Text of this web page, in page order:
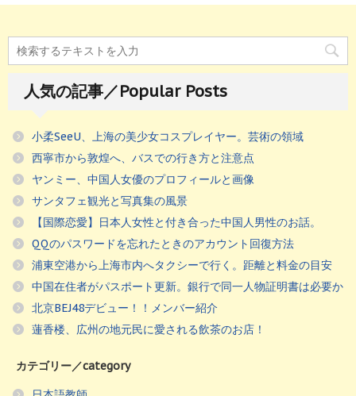
人気の記事／Popular Posts
小柔SeeU、上海の美少女コスプレイヤー。芸術の領域
西寧市から敦煌へ、バスでの行き方と注意点
ヤンミー、中国人女優のプロフィールと画像
サンタフェ観光と写真集の風景
【国際恋愛】日本人女性と付き合った中国人男性のお話。
QQのパスワードを忘れたときのアカウント回復方法
浦東空港から上海市内へタクシーで行く。距離と料金の目安
中国在住者がパスポート更新。銀行で同一人物証明書は必要か
北京BEJ48デビュー！！メンバー紹介
蓮香楼、広州の地元民に愛される飲茶のお店！
カテゴリー／category